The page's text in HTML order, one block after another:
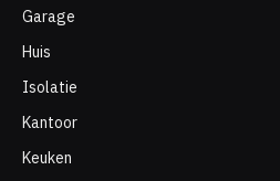
Garage
Huis
Isolatie
Kantoor
Keuken